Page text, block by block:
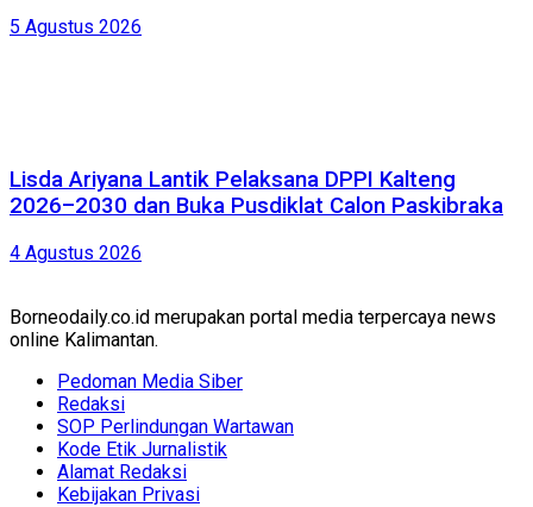
5 Agustus 2026
Lisda Ariyana Lantik Pelaksana DPPI Kalteng
2026–2030 dan Buka Pusdiklat Calon Paskibraka
4 Agustus 2026
Borneodaily.co.id merupakan portal media terpercaya news
online Kalimantan.
Pedoman Media Siber
Redaksi
SOP Perlindungan Wartawan
Kode Etik Jurnalistik
Alamat Redaksi
Kebijakan Privasi